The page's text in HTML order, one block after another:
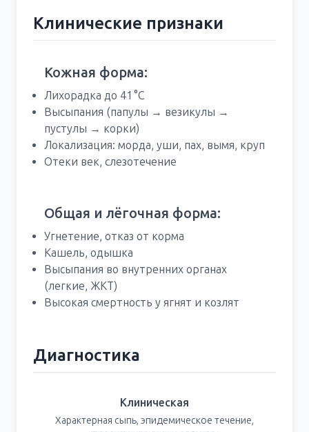
Клинические признаки
Кожная форма:
Лихорадка до 41 °C
Высыпания (папулы → везикулы →
пустулы → корки)
Локализация: морда, уши, пах, вымя, круп
Отеки век, слезотечение
Общая и лёгочная форма:
Угнетение, отказ от корма
Кашель, одышка
Высыпания во внутренних органах
(легкие, ЖКТ)
Высокая смертность у ягнят и козлят
Диагностика
Клиническая
Характерная сыпь, эпидемическое течение,